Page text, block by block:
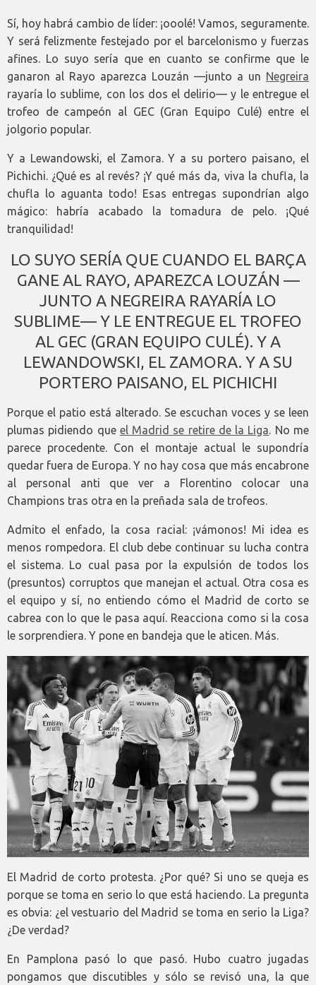
Sí, hoy habrá cambio de líder: ¡ooolé! Vamos, seguramente.
Y será felizmente festejado por el barcelonismo y fuerzas
afines. Lo suyo sería que en cuanto se confirme que le
ganaron al Rayo aparezca Louzán —junto a un Negreira
rayaría lo sublime, con los dos el delirio— y le entregue el
trofeo de campeón al GEC (Gran Equipo Culé) entre el
jolgorio popular.
Y a Lewandowski, el Zamora. Y a su portero paisano, el
Pichichi. ¿Qué es al revés? ¡Y qué más da, viva la chufla, la
chufla lo aguanta todo! Esas entregas supondrían algo
mágico: habría acabado la tomadura de pelo. ¡Qué
tranquilidad!
LO SUYO SERÍA QUE CUANDO EL BARÇA
GANE AL RAYO, APAREZCA LOUZÁN —
JUNTO A NEGREIRA RAYARÍA LO
SUBLIME— Y LE ENTREGUE EL TROFEO
AL GEC (GRAN EQUIPO CULÉ). Y A
LEWANDOWSKI, EL ZAMORA. Y A SU
PORTERO PAISANO, EL PICHICHI
Porque el patio está alterado. Se escuchan voces y se leen
plumas pidiendo que el Madrid se retire de la Liga. No me
parece procedente. Con el montaje actual le supondría
quedar fuera de Europa. Y no hay cosa que más encabrone
al personal anti que ver a Florentino colocar una
Champions tras otra en la preñada sala de trofeos.
Admito el enfado, la cosa racial: ¡vámonos! Mi idea es
menos rompedora. El club debe continuar su lucha contra
el sistema. Lo cual pasa por la expulsión de todos los
(presuntos) corruptos que manejan el actual. Otra cosa es
el equipo y sí, no entiendo cómo el Madrid de corto se
cabrea con lo que le pasa aquí. Reacciona como si la cosa
le sorprendiera. Y pone en bandeja que le aticen. Más.
El Madrid de corto protesta. ¿Por qué? Si uno se queja es
porque se toma en serio lo que está haciendo. La pregunta
es obvia: ¿el vestuario del Madrid se toma en serio la Liga?
¿De verdad?
En Pamplona pasó lo que pasó. Hubo cuatro jugadas
pongamos que discutibles y sólo se revisó una, la que